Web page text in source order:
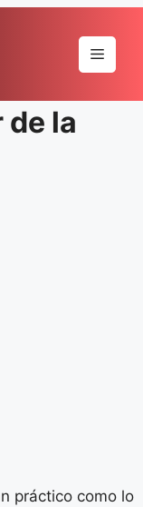
Menu
la
práctico como lo